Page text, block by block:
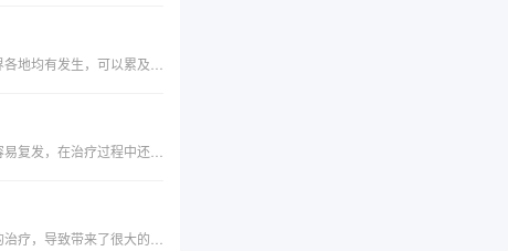
白瘢风症状有哪些？白癜风是常见的后天性色素减退性皮肤病，表现为局阴性或泛发性色素脱失。本病在世界各地均有发生，可以累及所有民族。据统计世界发病率为0.3%到3.8%，一般肤色浅的人群发病率低，而肤色深的人群患病率高。白癜风在某些情况下可能会危及生命，如皮肤癌，自卑等引起自杀。一定要引起重视，尽快把病治好。了解白瘢风的常见症状，可以使患者及早发现、及早治疗。
常见的皮肤病有很多，白癜风就是其中的一种，这种病治疗起来是非常困难的，因为这个病比较顽固，比较容易复发，在治疗过程中还比较容易扩散，一旦患上，将严重影响患者的生活，那么这个病的早期都有什么症状呢，下面给大家介绍一下。
说起白癜风很多人都知道，但是了解白癜风的人并不多，很多人就是在早期没有了解白癜风症状，没能及时的治疗，导致带来了很大的影响，那么我们来具体看一下白癜风症状表现有哪些？